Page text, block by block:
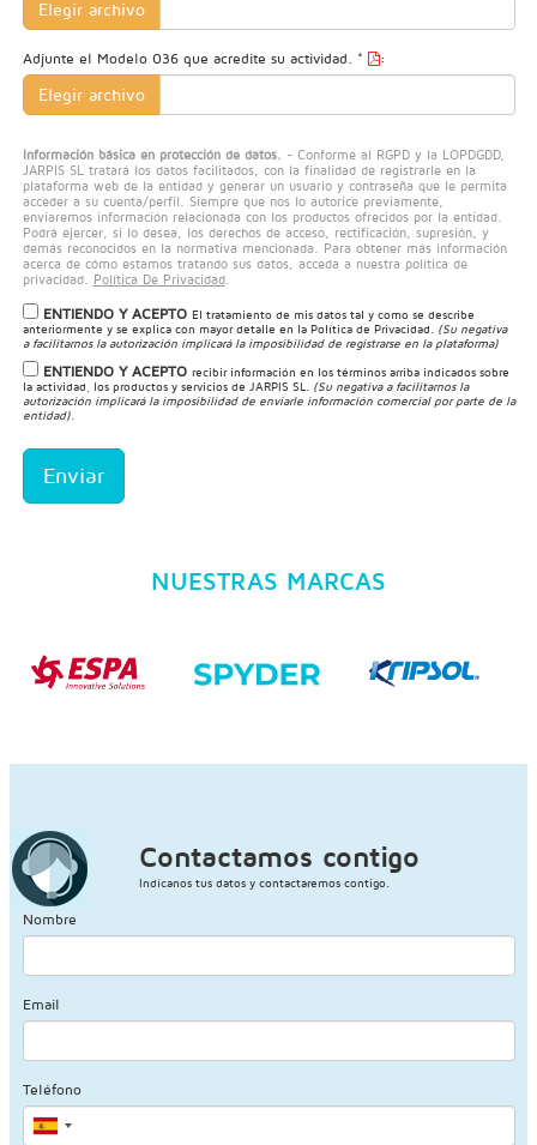
Elegir archivo
Adjunte el Modelo 036 que acredite su actividad. * :
Elegir archivo
Información básica en protección de datos.
- Conforme al RGPD y la LOPDGDD,
JARPIS SL tratará los datos facilitados, con la finalidad de registrarle en la
plataforma web de la entidad y generar un usuario y contraseña que le permita
acceder a su cuenta/perfil. Siempre que nos lo autorice previamente,
enviaremos información relacionada con los productos ofrecidos por la entidad.
Podrá ejercer, si lo desea, los derechos de acceso, rectificación, supresión, y
demás reconocidos en la normativa mencionada. Para obtener más información
acerca de cómo estamos tratando sus datos, acceda a nuestra política de
privacidad.
Política De Privacidad.
ENTIENDO Y ACEPTO El tratamiento de mis datos tal y como se describe
anteriormente y se explica con mayor detalle en la Política de Privacidad
(Su negativa
a facilitarnos la autorización implicará la imposibilidad de registrarse en la plataforma)
ENTIENDO Y ACEPTO recibir información en los términos arriba indicados sobre
la actividad, los productos y servicios de JARPIS SL.
(Su negativa a facilitarnos la
autorización implicará la imposibilidad de enviarle información comercial por parte de la
entidad).
Enviar
NUESTRAS MARCAS
Contactamos contigo
Indícanos tus datos y contactaremos contigo.
Nombre
Email
Teléfono